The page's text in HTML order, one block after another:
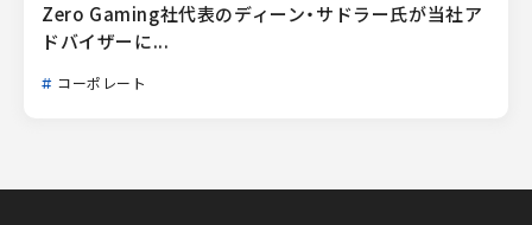
Zero Gaming社代表のディーン・サドラー氏が当社ア
ドバイザーに...
コーポレート